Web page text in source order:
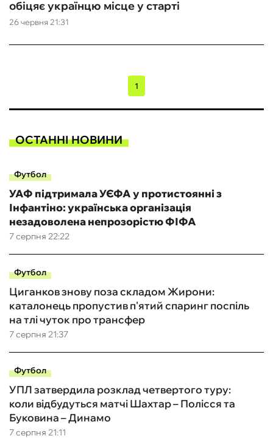
26 червня 21:31
обіцяє українцю місце у старті
1
ОСТАННІ НОВИНИ
Футбол
7 серпня 22:22
УАФ підтримала УЄФА у протистоянні з
Інфантіно: українська організація
незадоволена непрозорістю ФІФА
Футбол
7 серпня 21:37
Циганков знову поза складом Жирони:
каталонець пропустив п'ятий спаринг поспіль
на тлі чуток про трансфер
Футбол
7 серпня 21:11
УПЛ затвердила розклад четвертого туру:
коли відбудуться матчі Шахтар – Полісся та
Буковина – Динамо